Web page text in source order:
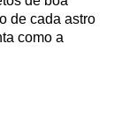
de cada astro
como a